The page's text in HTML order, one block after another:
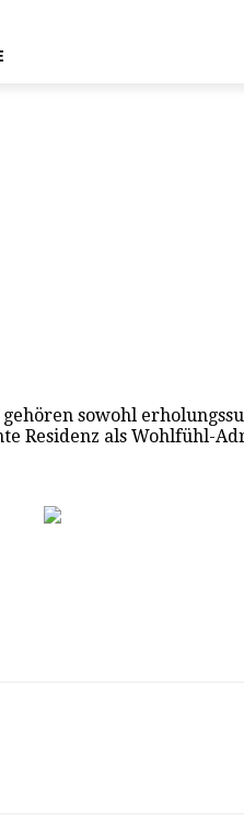
sowohl
Residenz als Wohlfühl-